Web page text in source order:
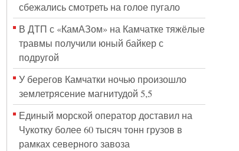
сбежались смотреть на голое пугало
В ДТП с «КамАЗом» на Камчатке тяжёлые
травмы получили юный байкер с
подругой
У берегов Камчатки ночью произошло
землетрясение магнитудой 5,5
Единый морской оператор доставил на
Чукотку более 60 тысяч тонн грузов в
рамках северного завоза